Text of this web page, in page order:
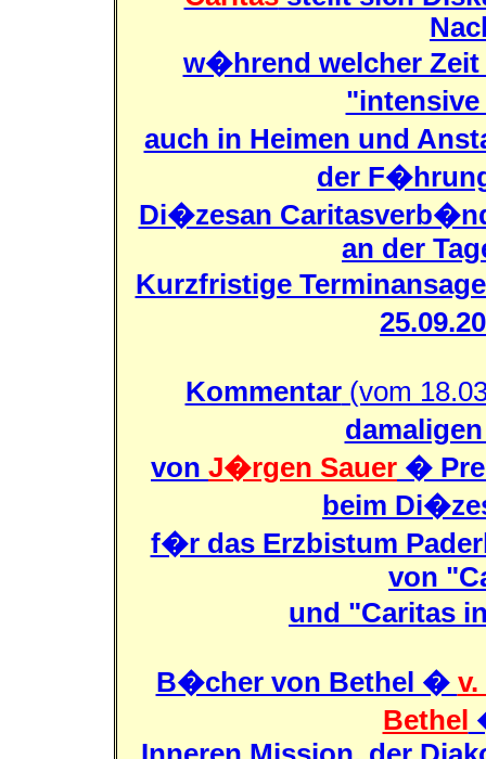
w�hrend welcher
auch in Heimen und
der
Di�zesan
an der
Kurzfristige
Kommentar(vom
von J�rgen Sauer �
beim
f�r das Erzbistum
von
und "Caritas
B�cher von Bethel �
Bethel